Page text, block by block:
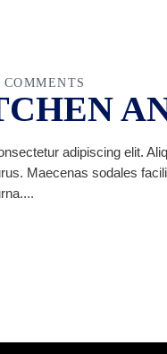
COMMENTS
adipiscing elit.
Maecenas sodales